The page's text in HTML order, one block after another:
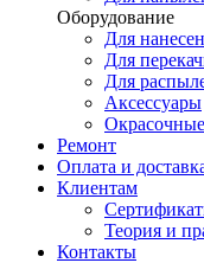
Оборудование
Для
Для
Для
Аксессуары
Ремонт
Оплата и
Клиентам
Теория и
Контакты